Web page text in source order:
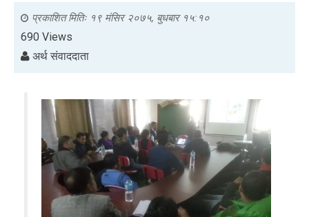
प्रकाशित मितिः १९ मंसिर २०७५, बुधबार १५:१०
690 Views
अर्थ संवाददाता